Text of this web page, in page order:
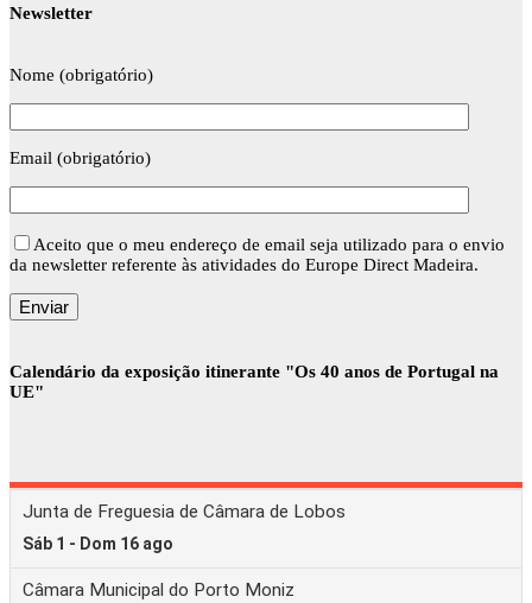
Newsletter
Nome (obrigatório)
Email (obrigatório)
Aceito que o meu endereço de email seja utilizado para o envio
da newsletter referente às atividades do Europe Direct Madeira.
Calendário da exposição itinerante "Os 40 anos de Portugal na
UE"